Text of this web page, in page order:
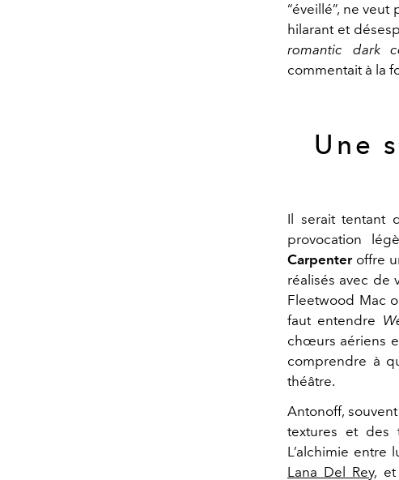
“éveillé”, ne
hilarant et
romantic dark
commentait à la
Une
Il serait tentant
provocation
Carpenteroffre
réalisés avec de
Fleetwood Mac
faut entendre
chœurs aériens
comprendre à
théâtre.
Antonoff,
textures et des
L’alchimie entre
Lana Del Rey, et